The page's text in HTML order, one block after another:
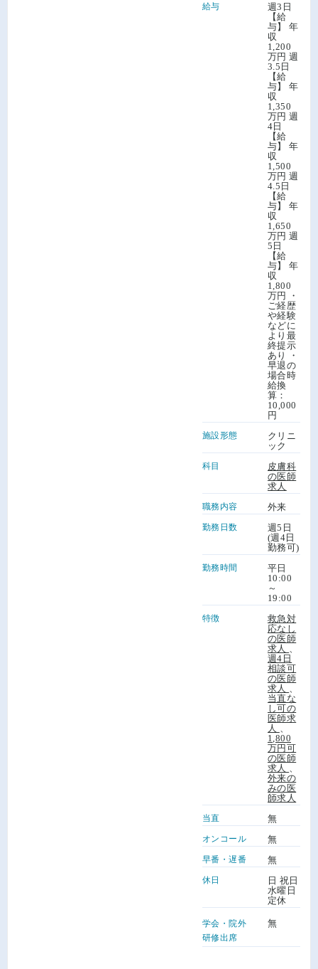
給与
週3日
【給
与】 年
収
1,200
万円 週
3.5日
【給
与】 年
収
1,350
万円 週
4日
【給
与】 年
収
1,500
万円 週
4.5日
【給
与】 年
収
1,650
万円 週
5日
【給
与】 年
収
1,800
万円 ・
ご経歴
や経験
などに
より最
終提示
あり ・
早退の
場合時
給換
算：
10,000
円
施設形態
クリニ
ック
科目
皮膚科
の医師
求人
職務内容 外来
勤務日数
週5日
(週4日
勤務可)
勤務時間
平日
10:00
～
19:00
特徴
救急対
応なし
の医師
求人
週4日
相談可
の医師
求人
当直な
し可の
医師求
人
1,800
万円可
の医師
求人
外来の
みの医
師求人
当直 無
オンコール 無
早番・遅番 無
休日
日 祝日
水曜日
定休
学会・院外
研修出席
無